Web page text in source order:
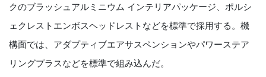
クのブラッシュアルミニウム インテリアパッケージ、ポルシ
ェクレストエンボスヘッドレストなどを標準で採用する。機
構面では、アダプティブエアサスペンションやパワーステア
リングプラスなどを標準で組み込んだ。